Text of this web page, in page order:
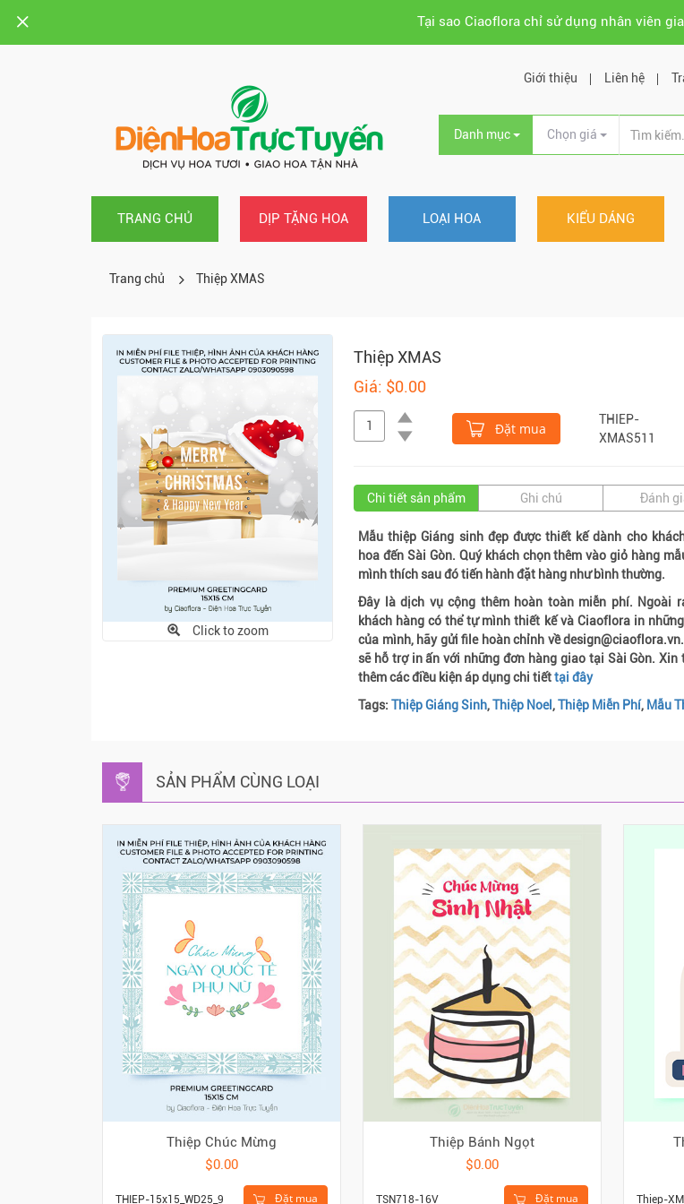
Tại sao Ciaoflora chỉ sử dụng nhân viên
Giới thiệu Liên hệ
Danh mục Chọn giá
TRANG CHỦ DỊP TẶNG HOA LOẠI HOA KIỂU DÁNG
Trang chủ Thiệp XMAS
Click to zoom
Thiệp XMAS
Giá: $0.00
Đặt mua
THIEP-
XMAS511
Chi tiết sản phẩm Ghi chú Đánh
Mẫu thiệp Giáng sinh đẹp được thiết kế dành cho
hoa đến Sài Gòn. Quý khách chọn thêm vào giỏ hàng
mình thích sau đó tiến hành đặt hàng như bình thường.
Đây là dịch vụ cộng thêm hoàn toàn miễn phí. Ngoài
khách hàng có thể tự mình thiết kế và Ciaoflora in
của mình, hãy gửi file hoàn chỉnh về
sẽ hỗ trợ in ấn với những đơn hàng giao tại Sài Gòn. Xin
thêm các điều kiện áp dụng chi tiếttại đây
Tags: Thiệp Giáng Sinh,Thiệp Noel ,Thiệp Miễn Phí, Mẫu
SẢN PHẨM CÙNG LOẠI
Thiệp Chúc Mừng
$0.00
Đặt mua
THIEP-15x15_WD25_9
Thiệp Bánh Ngọt
$0.00
Đặt mua
TSN718-16V Thiep-